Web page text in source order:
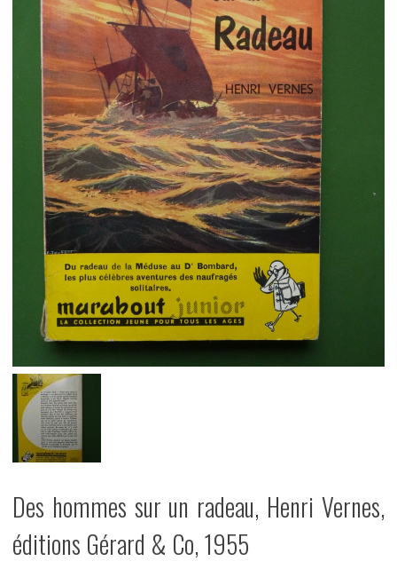
Des hommes sur un radeau, Henri Vernes,
éditions Gérard & Co, 1955